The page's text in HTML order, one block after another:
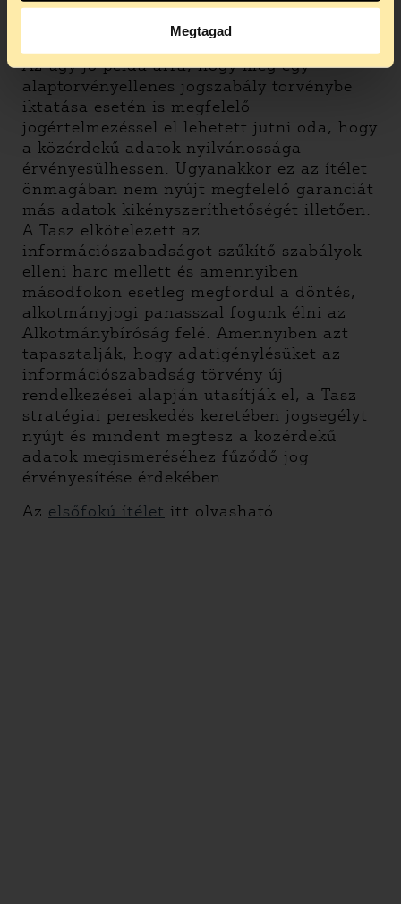
Megtagad
közérdeket az érintettek száma és az
adatok mögött lévő közpénz nagysága.
Az ügy jó példa arra, hogy még egy
alaptörvényellenes jogszabály törvénybe
iktatása esetén is megfelelő
jogértelmezéssel el lehetett jutni oda, hogy
a közérdekű adatok nyilvánossága
érvényesülhessen. Ugyanakkor ez az ítélet
önmagában nem nyújt megfelelő garanciát
más adatok kikényszeríthetőségét illetően.
A Tasz elkötelezett az
információszabadságot szűkítő szabályok
elleni harc mellett és amennyiben
másodfokon esetleg megfordul a döntés,
alkotmányjogi panasszal fogunk élni az
Alkotmánybíróság felé. Amennyiben azt
tapasztalják, hogy adatigénylésüket az
információszabadság törvény új
rendelkezései alapján utasítják el, a Tasz
stratégiai pereskedés keretében jogsegélyt
nyújt és mindent megtesz a közérdekű
adatok megismeréséhez fűződő jog
érvényesítése érdekében.
Az elsőfokú ítélet itt olvasható.